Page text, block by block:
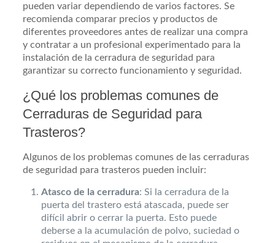
pueden variar dependiendo de varios factores. Se
recomienda comparar precios y productos de
diferentes proveedores antes de realizar una compra
y contratar a un profesional experimentado para la
instalación de la cerradura de seguridad para
garantizar su correcto funcionamiento y seguridad.
¿Qué los problemas comunes de
Cerraduras de Seguridad para
Trasteros?
Algunos de los problemas comunes de las cerraduras
de seguridad para trasteros pueden incluir:
Atasco de la cerradura: Si la cerradura de la
puerta del trastero está atascada, puede ser
difícil abrir o cerrar la puerta. Esto puede
deberse a la acumulación de polvo, suciedad o